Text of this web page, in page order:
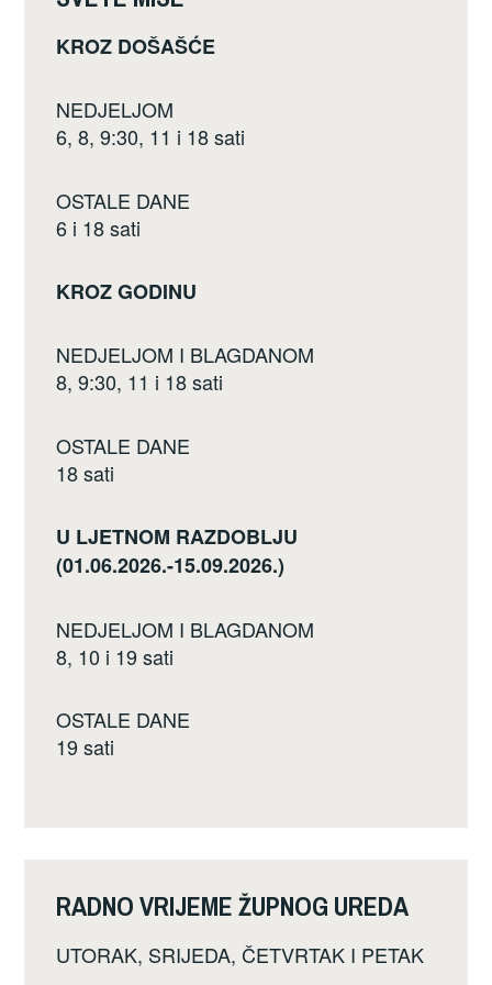
k
KROZ DOŠAŠĆE
NEDJELJOM
6, 8, 9:30, 11 i 18 sati
OSTALE DANE
6 i 18 sati
KROZ GODINU
NEDJELJOM I BLAGDANOM
8, 9:30, 11 i 18 sati
OSTALE DANE
18 sati
U LJETNOM RAZDOBLJU
(01.06.2026.-15.09.2026.)
NEDJELJOM I BLAGDANOM
8, 10 i 19 sati
OSTALE DANE
19 sati
RADNO VRIJEME ŽUPNOG UREDA
UTORAK, SRIJEDA, ČETVRTAK I PETAK